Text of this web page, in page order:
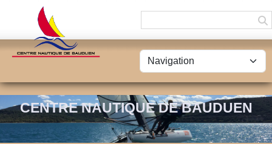
CENTRE NAUTIQUE DE BAUDUEN
Panneau de gestion des cookies